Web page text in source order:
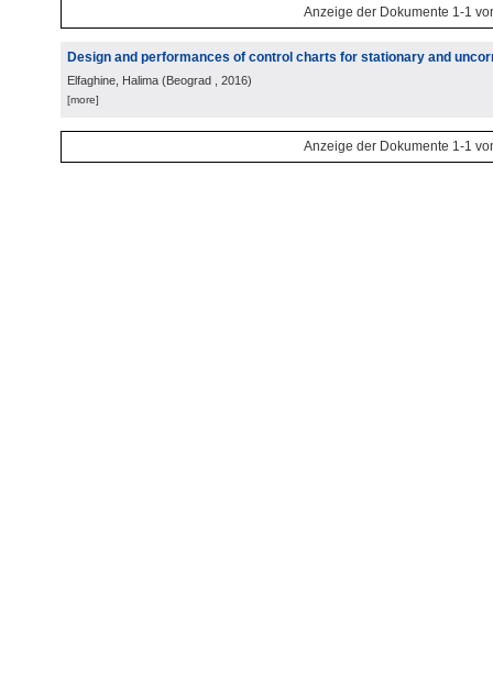
Anzeige der Dokumente 1-1
Design and performances of control charts for stationary and
Elfaghine, Halima (Beograd , 2016)
[more]
Anzeige der Dokumente 1-1